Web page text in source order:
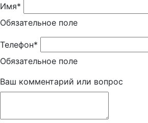
Имя*
Обязательное поле
Телефон*
Обязательное поле
Ваш комментарий или вопрос